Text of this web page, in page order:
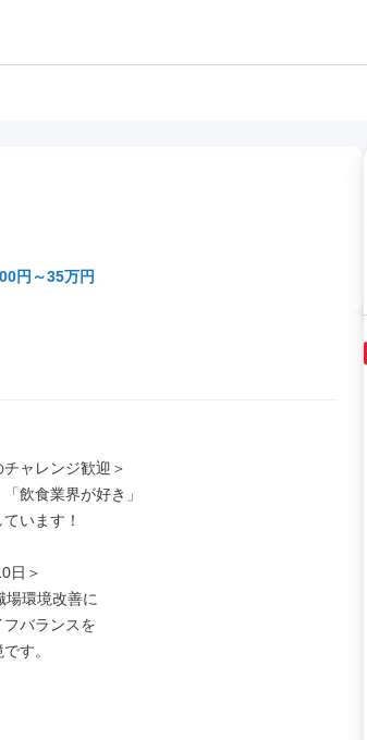
円～35万円
ャレンジ歓迎＞
飲食業界が好き」
います！
日＞
場環境改善に
バランスを
す。